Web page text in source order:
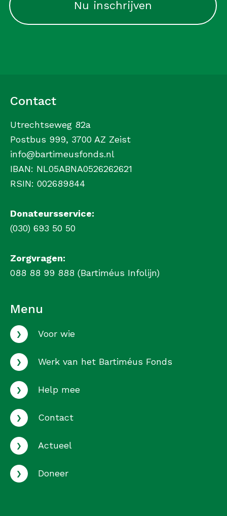
Contact
Utrechtseweg 82a
Postbus 999, 3700 AZ Zeist
info@bartimeusfonds.nl
IBAN: NL05ABNA0526262621
RSIN: 002689844
Donateursservice:
(030) 693 50 50
Zorgvragen:
088 88 99 888 (Bartiméus Infolijn)
Menu
› Voor wie
› Werk van het Bartiméus Fonds
› Help mee
› Contact
› Actueel
› Doneer